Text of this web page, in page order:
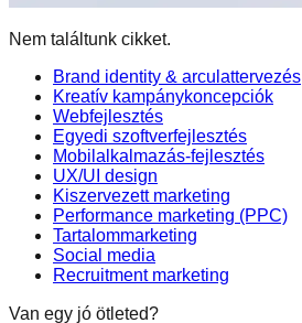
Nem találtunk cikket.
Brand identity & arculattervezés
Kreatív kampánykoncepciók
Webfejlesztés
Egyedi szoftverfejlesztés
Mobilalkalmazás-fejlesztés
UX/UI design
Kiszervezett marketing
Performance marketing (PPC)
Tartalommarketing
Social media
Recruitment marketing
Van egy jó ötleted?